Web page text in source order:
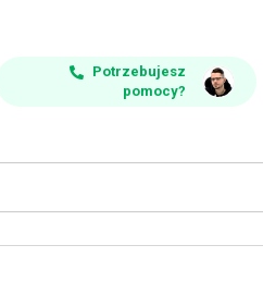
Potrzebujesz
pomocy?